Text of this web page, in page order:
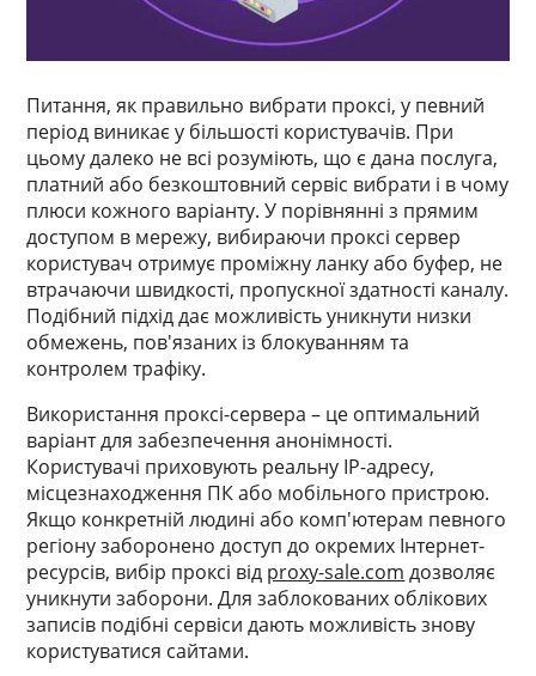
Питання, як правильно вибрати проксі, у певний
період виникає у більшості користувачів. При
цьому далеко не всі розуміють, що є дана послуга,
платний або безкоштовний сервіс вибрати і в чому
плюси кожного варіанту. У порівнянні з прямим
доступом в мережу, вибираючи проксі сервер
користувач отримує проміжну ланку або буфер, не
втрачаючи швидкості, пропускної здатності каналу.
Подібний підхід дає можливість уникнути низки
обмежень, пов'язаних із блокуванням та
контролем трафіку.
Використання проксі-сервера – це оптимальний
варіант для забезпечення анонімності.
Користувачі приховують реальну IP-адресу,
місцезнаходження ПК або мобільного пристрою.
Якщо конкретній людині або комп'ютерам певного
регіону заборонено доступ до окремих Інтернет-
ресурсів, вибір проксі від proxy-sale.com дозволяє
уникнути заборони. Для заблокованих облікових
записів подібні сервіси дають можливість знову
користуватися сайтами.